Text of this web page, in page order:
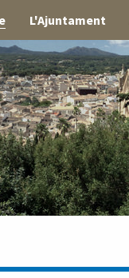
L'Ajuntament